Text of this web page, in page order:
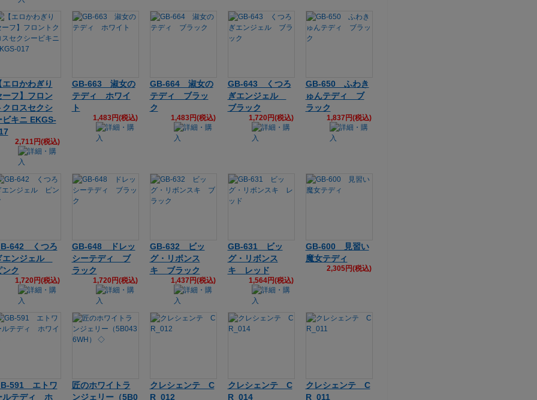
エロかわぎり
ーフ】フロン
クロスセクシ
ビキニ EKGS-
2,711円(税込)
GB-663 淑女の
テディ ホワイ
ト
1,483円(税込)
GB-664 淑女の
テディ ブラッ
ク
1,483円(税込)
GB-643 くつろ
ぎエンジェル
ブラック
1,720円(税込)
GB-650 ふわき
ゅんテディ ブ
ラック
1,837円(税込)
642 くつろ
エンジェル
ンク
1,720円(税込)
GB-648 ドレッ
シーテディ ブ
ラック
1,720円(税込)
GB-632 ビッ
グ・リボンス
キ ブラック
1,437円(税込)
GB-631 ビッ
グ・リボンス
キ レッド
1,564円(税込)
GB-600 見習い
魔女テディ
2,305円(税込)
591 エトワ
ルテディ ホ
匠のホワイトラ
ンジェリー（5B0
クレシェンテ C
R_012
クレシェンテ C
R_014
クレシェンテ C
R_011